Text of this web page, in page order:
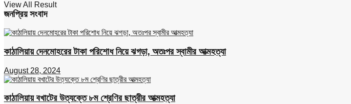
View All Result
জনপ্রিয় সংবাদ
কাঠালিয়ায় দেনমোহরের টাকা পরিশোধ নিয়ে ঝগড়া, অতঃপর স্বামীর আত্মহত্যা
August 28, 2024
কাঠালিয়ায় বখাটের উত্যক্তে ৮ম শ্রেণির ছাত্রীর আত্মহত্যা